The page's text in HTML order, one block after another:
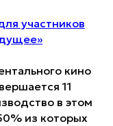
участников
кино
11
в этом
из которых